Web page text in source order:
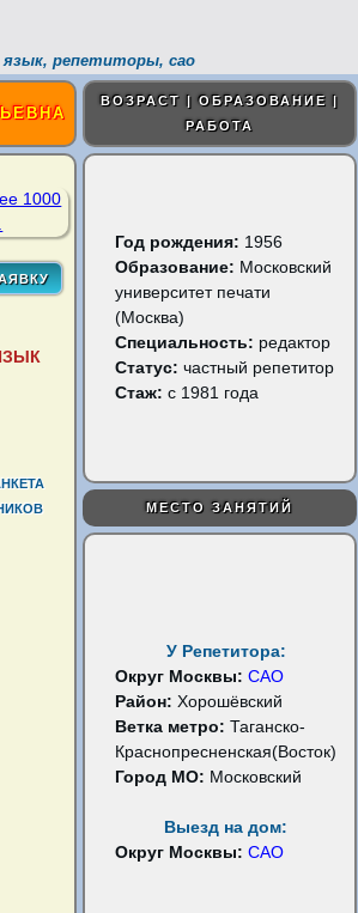
язык, репетиторы, сао
ВОЗРАСТ | ОБРАЗОВАНИЕ |
РАБОТА
Год рождения: 1956
Образование: Московский
университет печати
(Москва)
Специальность: редактор
Статус:частный репетитор
Стаж: с 1981 года
МЕСТО ЗАНЯТИЙ
У Репетитора:
Округ Москвы:САО
Район:Хорошёвский
Ветка метро:Таганско-
Краснопресненская(Восток)
Город МО: Московский
Выезд на дом:
Округ Москвы:САО